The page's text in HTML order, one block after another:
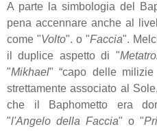
A parte la simbologia del
pena accennare anche al
come "Volto". o "Faccia".
il duplice aspetto di "
"Mikhael" “capo delle
strettamente associato al
che il Baphometto era
"l'Angelo della Faccia" o "